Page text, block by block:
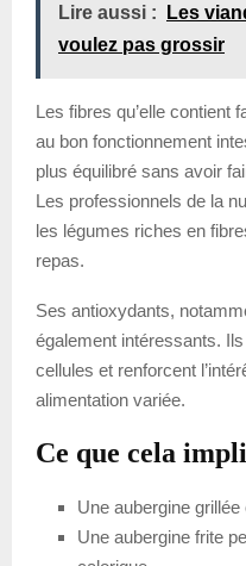
Lire aussi :
Les
voulez pas grossir
Les fibres qu’elle contient
au bon fonctionnement
plus équilibré sans avoir
Les professionnels de la
les légumes riches en
repas.
Ses antioxydants,
également intéressants.
cellules et renforcent
alimentation variée.
Ce que cela
Une aubergine
Une aubergine frite